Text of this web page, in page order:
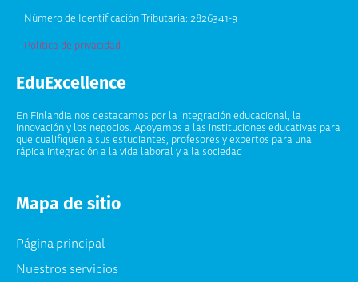
Número de Identificación Tributaria: 2826341-9
Política de privacidad
EduExcellence
En Finlandia nos destacamos por la integración educacional, la
innovación y los negocios. Apoyamos a las instituciones educativas para
que cualifiquen a sus estudiantes, profesores y expertos para una
rápida integración a la vida laboral y a la sociedad
Mapa de sitio
Página principal
Nuestros servicios